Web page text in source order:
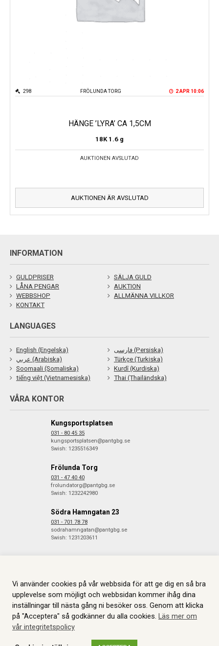
FRÖLUNDA TORG
298 2 APR 10:06
HÄNGE ’LYRA’ CA 1,5CM
18K 1.6 g
AUKTIONEN AVSLUTAD
AUKTIONEN ÄR AVSLUTAD
INFORMATION
GULDPRISER
SÄLJA GULD
LÅNA PENGAR
AUKTION
WEBBSHOP
ALLMÄNNA VILLKOR
KONTAKT
LANGUAGES
English (Engelska)
فارسی (Persiska)
عربي (Arabiska)
Türkçe (Turkiska)
Soomaali (Somaliska)
Kurdî (Kurdiska)
tiếng việt (Vietnamesiska)
Thai (Thailändska)
VÅRA KONTOR
Kungsportsplatsen
031 - 80 45 35
kungsportsplatsen@pantgbg.se
Swish: 1235516349
Frölunda Torg
031 - 47 40 40
frolundatorg@pantgbg.se
Swish: 1232242980
Södra Hamngatan 23
031 - 701 78 78
sodrahamngatan@pantgbg.se
Swish: 1231203611
© 2026 Göteborgs Pantbank. Alla rättigheter reserverade. Information
om Cookies.Skapas i samarbete medJGL.
Vi använder cookies på vår webbsida för att ge dig en så bra
upplevelse som möjligt och webbsidan kommer ihåg dina
inställningar till nästa gång ni besöker oss. Genom att klicka
på "Acceptera" så godkänner du alla cookies. Läs mer om
vår integritetspolicy